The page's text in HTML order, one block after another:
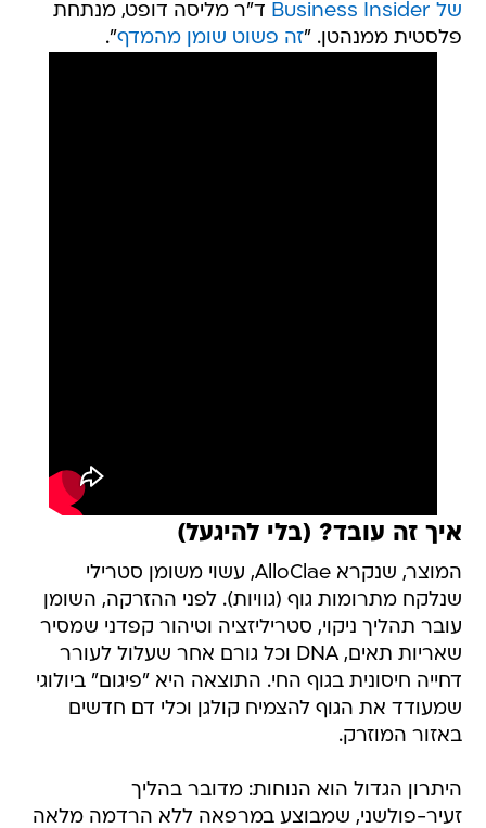
של Business Insider
ד"ר מליסה דופט, מנתחת
פלסטית ממנהטן. "זה פשוט שומן מהמדף".
איך זה עובד? (בלי להיגעל)
המוצר, שנקרא AlloClae, עשוי משומן סטרילי
שנלקח מתרומות גוף (גוויות). לפני ההזרקה, השומן
עובר תהליך ניקוי, סטריליזציה וטיהור קפדני שמסיר
שאריות תאים, DNA וכל גורם אחר שעלול לעורר
דחייה חיסונית בגוף החי. התוצאה היא "פיגום" ביולוגי
שמעודד את הגוף להצמיח קולגן וכלי דם חדשים
באזור המוזרק.
היתרון הגדול הוא הנוחות: מדובר בהליך
זעיר-פולשני, שמבוצע במרפאה ללא הרדמה מלאה